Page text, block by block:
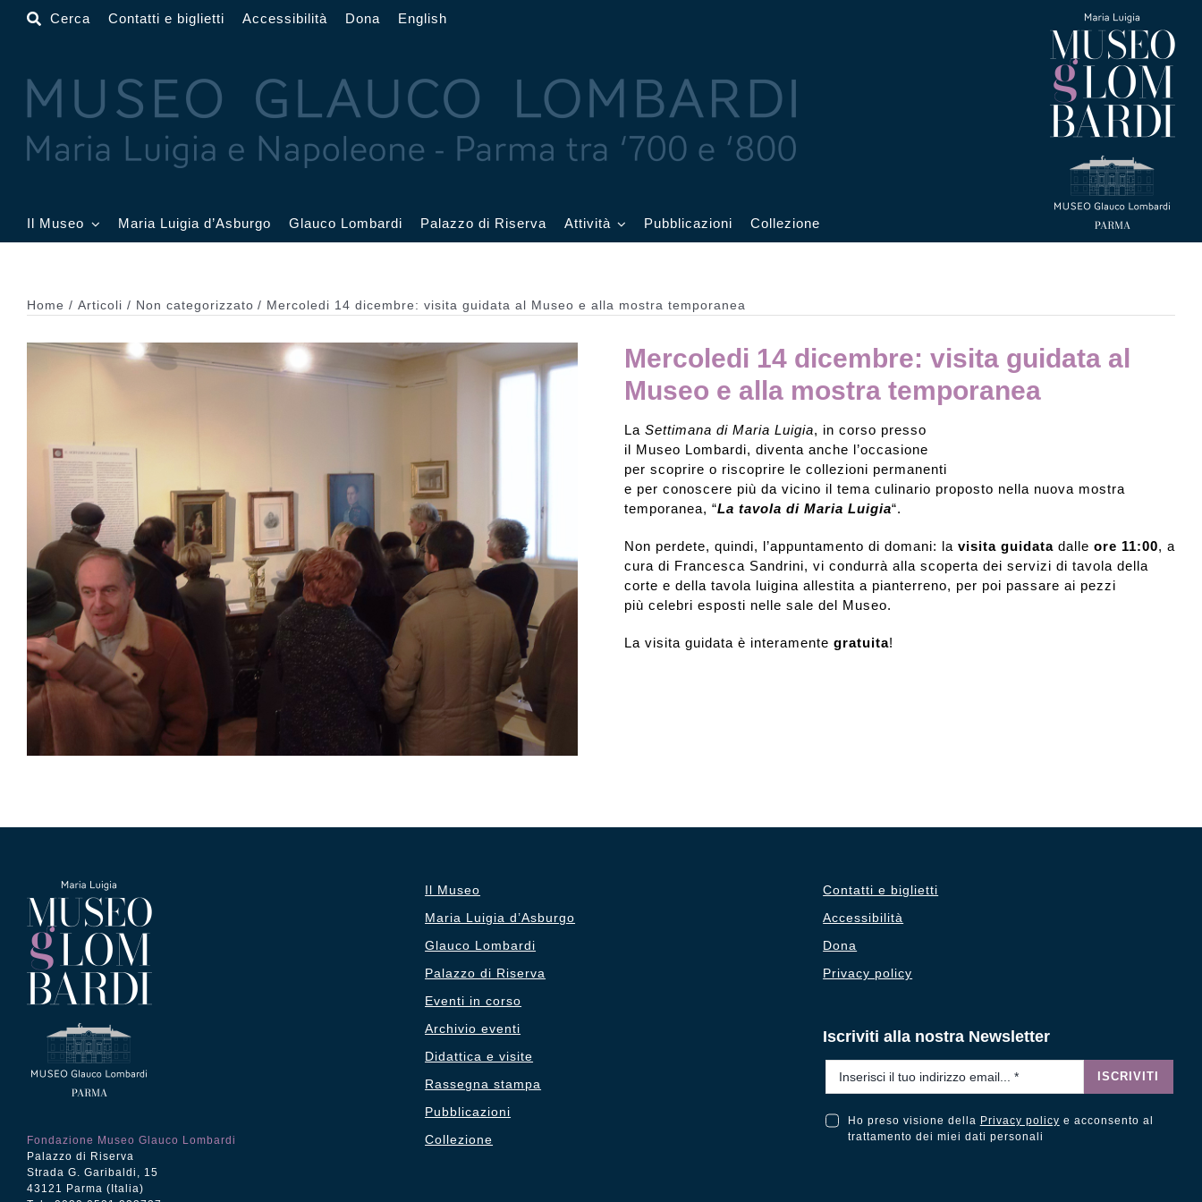
Salta
Cerca Contatti e biglietti Accessibilità Dona English
Il Museo
Sala Petitot Sala Affetti
Sala Maria Luigia
Maria Luigia d’Asburgo Glauco Lombardi Palazzo di Riserva Attività
Didattica e visite
Rassegna stampa
Prestiti a mostre esterne
Pubblicazioni Collezione
Home Articoli Non categorizzato Mercoledi 14 dicembre: visita guidata al Museo e alla mostra temporanea
Mercoledi 14 dicembre: visita guidata al
Museo e alla mostra temporanea
La Settimana di Maria Luigia, in corso presso
il Museo Lombardi, diventa anche l’occasione
per scoprire o riscoprire le collezioni permanenti
e per conoscere più da vicino il tema culinario proposto nella nuova mostra
temporanea, “La tavola di Maria Luigia“.
Non perdete, quindi, l’appuntamento di domani: la visita guidatadalle ore 11:00, a
cura di Francesca Sandrini, vi condurrà alla scoperta dei servizi di tavola della
corte e della tavola luigina allestita a pianterreno, per poi passare ai pezzi
più celebri esposti nelle sale del Museo.
La visita guidata è interamente gratuita!
Fondazione Museo Glauco Lombardi
Palazzo di Riserva
Strada G. Garibaldi, 15
43121 Parma (Italia)
Il Museo
Maria Luigia d’Asburgo
Glauco Lombardi
Palazzo di Riserva
Eventi in corso
Archivio eventi
Didattica e visite
Rassegna stampa
Pubblicazioni
Collezione
Contatti e biglietti
Accessibilità
Dona
Privacy policy
Iscriviti alla nostra Newsletter
ISCRIVITI
Ho preso visione della Privacy policy e acconsento al
trattamento dei miei dati personali